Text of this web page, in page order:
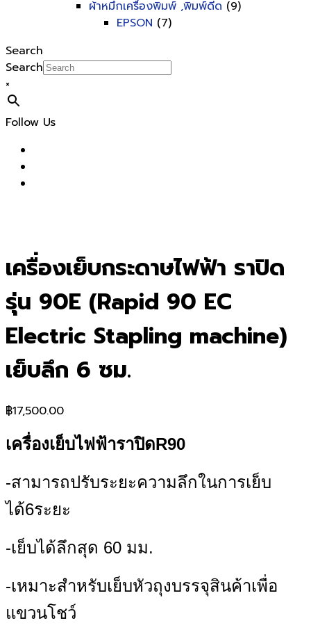
ผ้าหมึกเครื่องพิมพ์ ,พิมพ์ดีด (9)
EPSON (7)
Search
Search
×
Follow Us
เครื่องเย็บกระดาษไฟฟ้า ราปิด
รุ่น 90E (Rapid 90 EC
Electric Stapling machine)
เย็บลึก 6 ซม.
฿17,500.00
เครื่องเย็บไฟฟ้าราปิดR90
-สามารถปรับระยะความลึกในการเย็บ
ได้6ระยะ
-เย็บได้ลึกสุด 60 มม.
-เหมาะสำหรับเย็บหัวถุงบรรจุสินค้าเพื่อ
แขวนโชว์